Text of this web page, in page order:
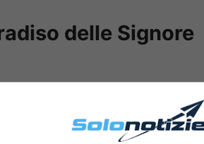
delle Signore